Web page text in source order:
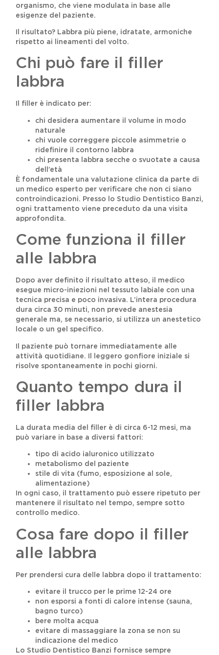
organismo, che viene modulata in base alle
esigenze del paziente.
Il risultato? Labbra più piene, idratate, armoniche
rispetto ai lineamenti del volto.
Chi può fare il filler
labbra
Il filler è indicato per:
chi desidera aumentare il volume in modo
naturale
chi vuole correggere piccole asimmetrie o
ridefinire il contorno labbra
chi presenta labbra secche o svuotate a causa
dell’età
È fondamentale una valutazione clinica da parte di
un medico esperto per verificare che non ci siano
controindicazioni. Presso lo Studio Dentistico Banzi,
ogni trattamento viene preceduto da una visita
approfondita.
Come funziona il filler
alle labbra
Dopo aver definito il risultato atteso, il medico
esegue micro-iniezioni nel tessuto labiale con una
tecnica precisa e poco invasiva. L’intera procedura
dura circa 30 minuti, non prevede anestesia
generale ma, se necessario, si utilizza un anestetico
locale o un gel specifico.
Il paziente può tornare immediatamente alle
attività quotidiane. Il leggero gonfiore iniziale si
risolve spontaneamente in pochi giorni.
Quanto tempo dura il
filler labbra
La durata media del filler è di circa 6-12 mesi, ma
può variare in base a diversi fattori:
tipo di acido ialuronico utilizzato
metabolismo del paziente
stile di vita (fumo, esposizione al sole,
alimentazione)
In ogni caso, il trattamento può essere ripetuto per
mantenere il risultato nel tempo, sempre sotto
controllo medico.
Cosa fare dopo il filler
alle labbra
Per prendersi cura delle labbra dopo il trattamento:
evitare il trucco per le prime 12-24 ore
non esporsi a fonti di calore intense (sauna,
bagno turco)
bere molta acqua
evitare di massaggiare la zona se non su
indicazione del medico
Lo Studio Dentistico Banzi fornisce sempre